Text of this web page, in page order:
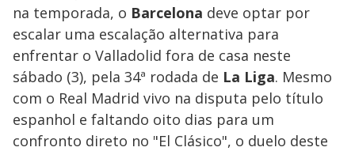
na temporada, o Barcelona deve optar por
escalar uma escalação alternativa para
enfrentar o Valladolid fora de casa neste
sábado (3), pela 34ª rodada de La Liga. Mesmo
com o Real Madrid vivo na disputa pelo título
espanhol e faltando oito dias para um
confronto direto no "El Clásico", o duelo deste